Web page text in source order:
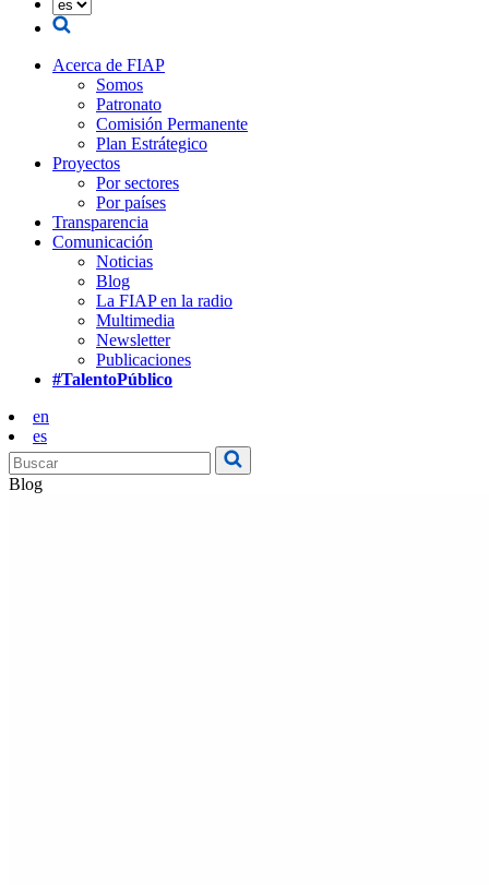
Acerca de FIAP
Somos
Patronato
Comisión Permanente
Plan Estrátegico
Proyectos
Por sectores
Por países
Transparencia
Comunicación
Noticias
Blog
La FIAP en la radio
Multimedia
Newsletter
Publicaciones
#TalentoPúblico
en
es
Blog